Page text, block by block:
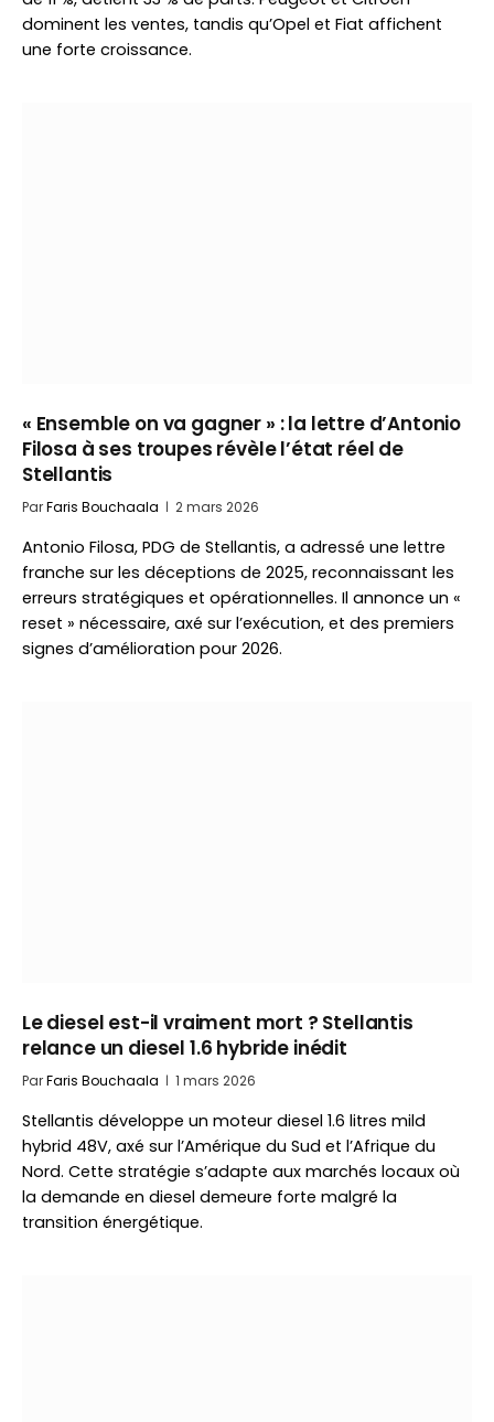
dominent les ventes, tandis qu’Opel et Fiat affichent
une forte croissance.
« Ensemble on va gagner » : la lettre d’Antonio
Filosa à ses troupes révèle l’état réel de
Stellantis
ParFaris Bouchaala 2 mars 2026
Antonio Filosa, PDG de Stellantis, a adressé une lettre
franche sur les déceptions de 2025, reconnaissant les
erreurs stratégiques et opérationnelles. Il annonce un «
reset » nécessaire, axé sur l’exécution, et des premiers
signes d’amélioration pour 2026.
Le diesel est-il vraiment mort ? Stellantis
relance un diesel 1.6 hybride inédit
ParFaris Bouchaala 1 mars 2026
Stellantis développe un moteur diesel 1.6 litres mild
hybrid 48V, axé sur l’Amérique du Sud et l’Afrique du
Nord. Cette stratégie s’adapte aux marchés locaux où
la demande en diesel demeure forte malgré la
transition énergétique.